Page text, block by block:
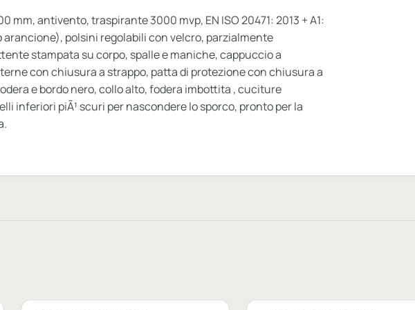
antivento, traspirante 3000 mvp, EN ISO 20471: 2013 + A1:
arancione), polsini regolabili con velcro, parzialmente
stampata su corpo, spalle e maniche, cappuccio a
con chiusura a strappo, patta di protezione con chiusura a
e bordo nero, collo alto, fodera imbottita , cuciture
inferiori piÃ¹ scuri per nascondere lo sporco, pronto per la